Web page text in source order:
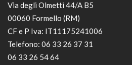
Via degli Olmetti 44/A B5
00060 Formello (RM)
CF e P Iva: IT11175241006
Telefono: 06 33 26 37 31
06 33 26 54 64